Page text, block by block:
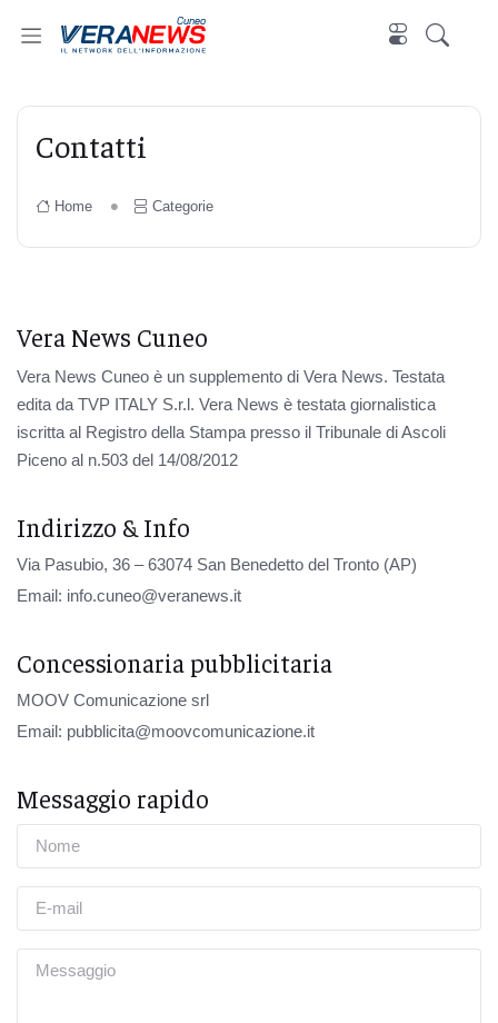
Cuneo
Contatti
Home Categorie
Vera News Cuneo
Vera News Cuneo è un supplemento di Vera News. Testata
edita da TVP ITALY S.r.l. Vera News è testata giornalistica
iscritta al Registro della Stampa presso il Tribunale di Ascoli
Piceno al n.503 del 14/08/2012
Indirizzo & Info
Via Pasubio, 36 – 63074 San Benedetto del Tronto (AP)
Email: info.cuneo@veranews.it
Concessionaria pubblicitaria
MOOV Comunicazione srl
Email: pubblicita@moovcomunicazione.it
Messaggio rapido